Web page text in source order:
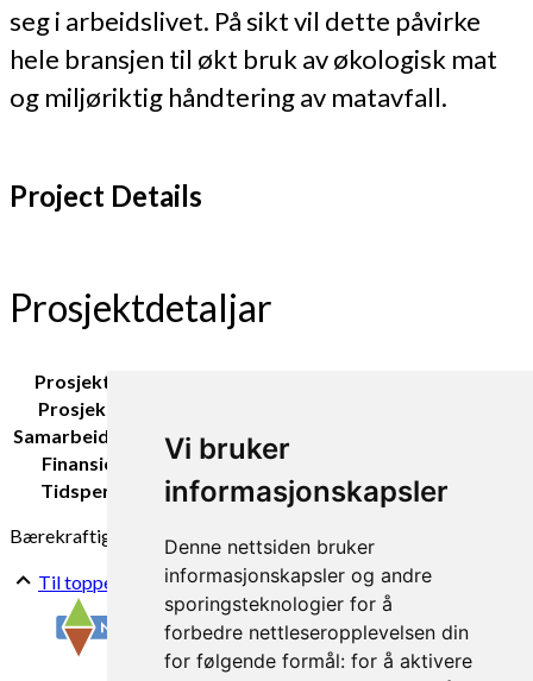
Vi bruker
informasjonskapsler
Denne nettsiden bruker
informasjonskapsler og andre
sporingsteknologier for å
forbedre nettleseropplevelsen din
for følgende formål: for å aktivere
seg i arbeidslivet. På sikt vil dette påvirke
hele bransjen til økt bruk av økologisk mat
og miljøriktig håndtering av matavfall.
Project Details
Prosjektdetaljar
Prosjekteigar:
Prosjektleiar:
Samarbeidspartar: Kristiansund videregående skole
Finansiering:
Landbruksdirektoratet
Tidsperiode:
2019
Bærekraftig matvalg
Kretsløpbaserte matsystem
Til toppen